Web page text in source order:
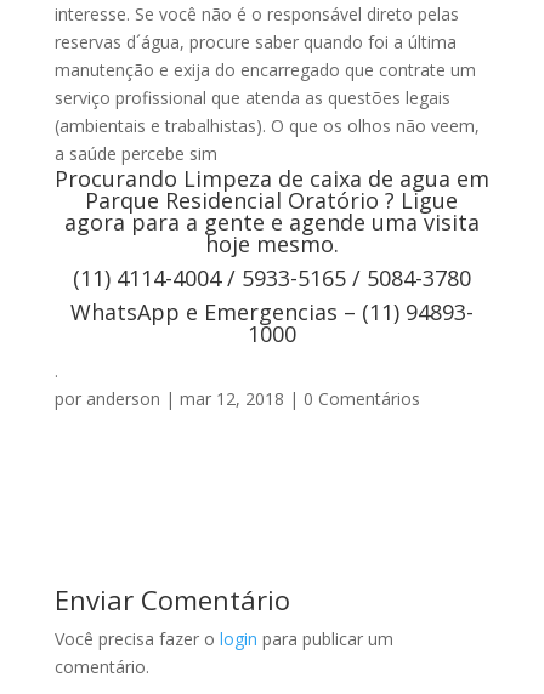
interesse. Se você não é o responsável direto pelas
reservas d´água, procure saber quando foi a última
manutenção e exija do encarregado que contrate um
serviço profissional que atenda as questões legais
(ambientais e trabalhistas). O que os olhos não veem,
a saúde percebe sim
Procurando Limpeza de caixa de agua em
Parque Residencial Oratório ? Ligue
agora para a gente e agende uma visita
hoje mesmo.
(11) 4114-4004 / 5933-5165 / 5084-3780
WhatsApp e Emergencias – (11) 94893-
1000
.
por anderson | mar 12, 2018 | 0 Comentários
Enviar Comentário
Você precisa fazer o login para publicar um
comentário.